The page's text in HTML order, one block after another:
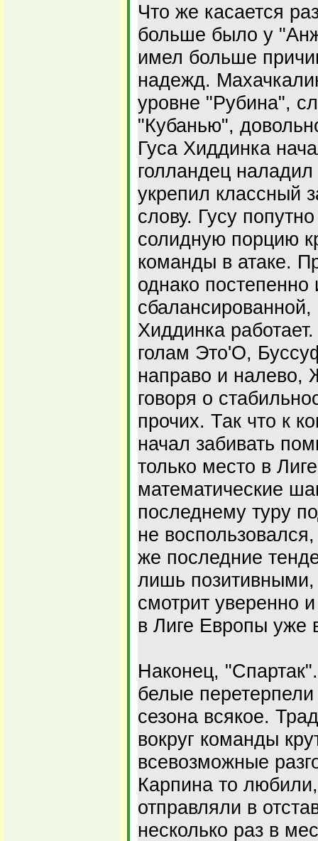
Что же касается
больше было у
имел больше
надежд.
уровне "Рубина",
"Кубанью",
Гуса Хиддинка
голландец
укрепил классный
слову. Гусу
солидную порцию
команды в атаке.
однако постепенно
Хиддинка
голам Это'О,
направо и налево,
говоря о
прочих. Так что к
начал забивать
только место в
математические
последнему туру
не
же последние
лишь позитивными,
смотрит уверенно
в Лиге Европы уже
Наконец,
белые
сезона всякое.
вокруг команды
всевозможные
Карпина то
отправляли в
несколько раз в